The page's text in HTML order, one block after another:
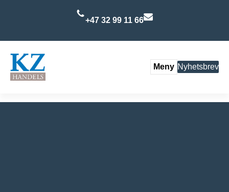
+47 32 99 11 66
Meny Nyhetsbrev